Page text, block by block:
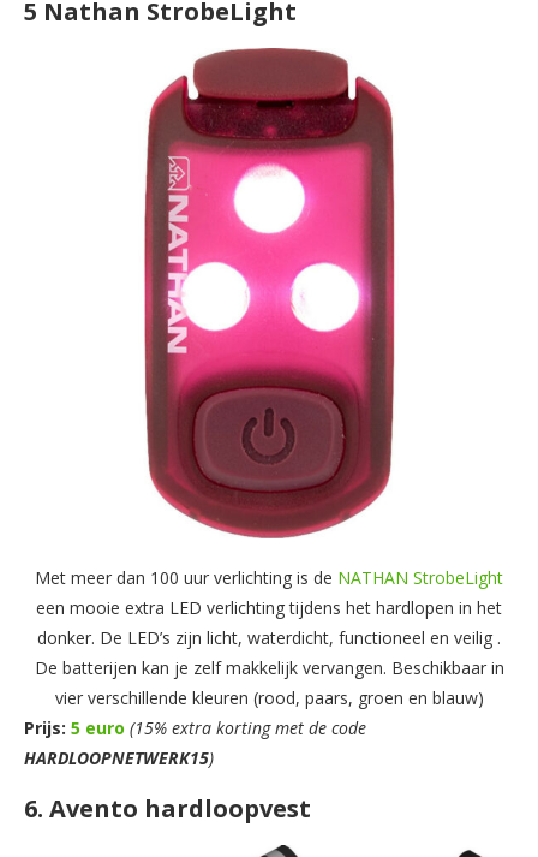
5 Nathan StrobeLight
Met meer dan 100 uur verlichting is de NATHAN StrobeLight
een mooie extra LED verlichting tijdens het hardlopen in het
donker. De LED’s zijn licht, waterdicht, functioneel en veilig .
De batterijen kan je zelf makkelijk vervangen. Beschikbaar in
vier verschillende kleuren (rood, paars, groen en blauw)
Prijs: 5 euro (15% extra korting met de code
HARDLOOPNETWERK15)
6. Avento hardloopvest